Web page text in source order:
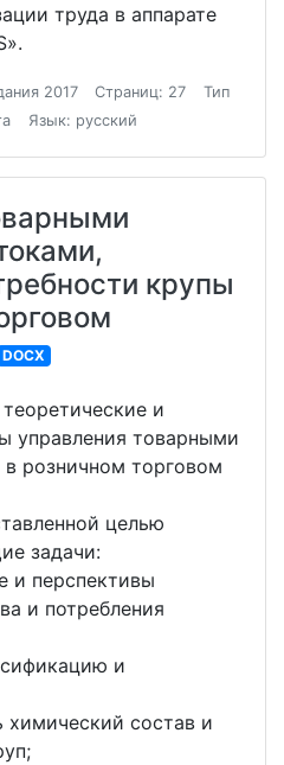
труда в аппарате
2017 Страниц: 27
Тип
Язык: русский
крупы
DOCX
и
управления товарными
розничном торговом
целью
задачи:
и перспективы
и потребления
и
состав и